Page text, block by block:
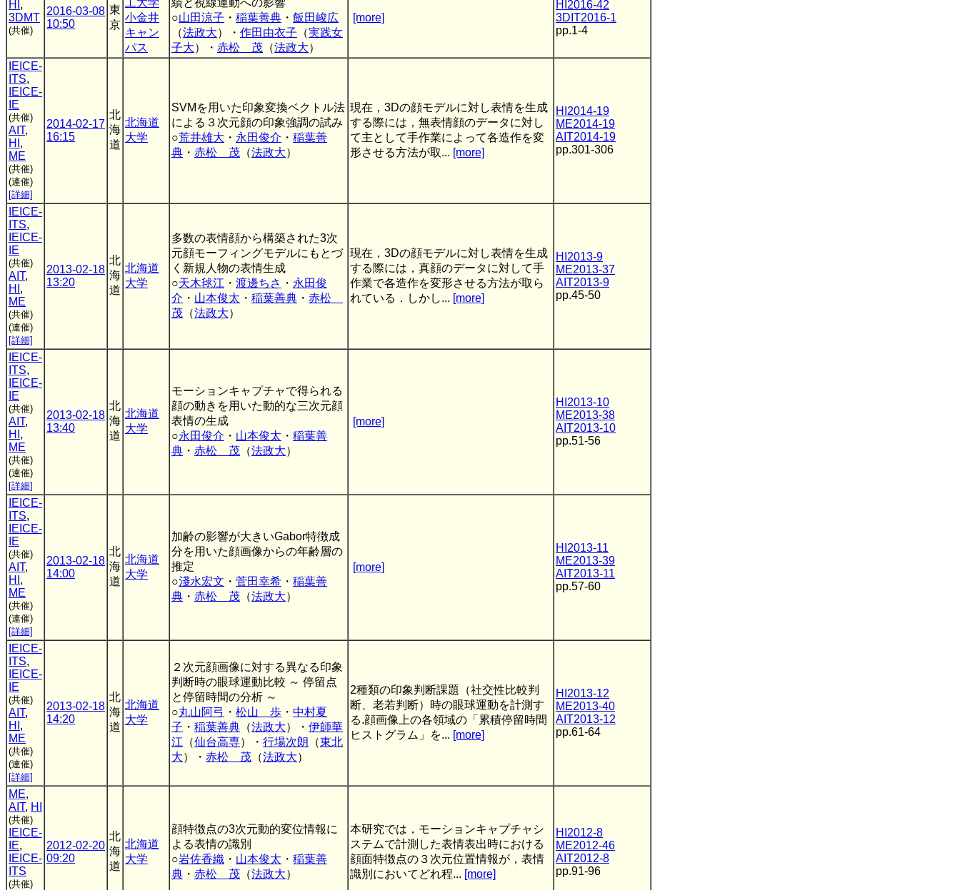
HI ,
3DMT
(共催)
2016-03-08
10:50
東
京
工大学
小金井
キャン
パス
績と視線運動への影響
○山田涼子 ・ 稲葉善典 ・ 飯田峻広
（法政大）・ 作田由衣子 （実践女
子大）・ 赤松 茂 （法政大）
[more]
HI2016-42
3DIT2016-1
pp.1-4
IEICE-
ITS,
IEICE-
IE
(共催)
AIT,
HI ,
ME
(共催)
(連催)
[詳細]
2014-02-17
16:15
北
海
道
北海道
大学
SVMを用いた印象変換ベクトル法
による３次元顔の印象強調の試み
○荒井雄大 ・ 永田俊介 ・ 稲葉善
典 ・ 赤松 茂 （法政大）
現在，3Dの顔モデルに対し表情を生成
する際には，無表情顔のデータに対し
て主として手作業によって各造作を変
形させる方法が取... [more]
HI2014-19
ME2014-19
AIT2014-19
pp.301-306
IEICE-
ITS,
IEICE-
IE
(共催)
AIT,
HI ,
ME
(共催)
(連催)
[詳細]
2013-02-18
13:20
北
海
道
北海道
大学
多数の表情顔から構築された3次
元顔モーフィングモデルにもとづ
く新規人物の表情生成
○天木毬江 ・ 渡邊ちさ ・ 永田俊
介 ・ 山本俊太 ・ 稲葉善典 ・ 赤松
茂 （法政大）
現在，3Dの顔モデルに対し表情を生成
する際には，真顔のデータに対して手
作業で各造作を変形させる方法が取ら
れている．しかし... [more]
HI2013-9
ME2013-37
AIT2013-9
pp.45-50
IEICE-
ITS,
IEICE-
IE
(共催)
AIT,
HI ,
ME
(共催)
(連催)
[詳細]
2013-02-18
13:40
北
海
道
北海道
大学
モーションキャプチャで得られる
顔の動きを用いた動的な三次元顔
表情の生成
○永田俊介 ・ 山本俊太 ・ 稲葉善
典 ・ 赤松 茂 （法政大）
[more]
HI2013-10
ME2013-38
AIT2013-10
pp.51-56
IEICE-
ITS,
IEICE-
IE
(共催)
AIT,
HI ,
ME
(共催)
(連催)
[詳細]
2013-02-18
14:00
北
海
道
北海道
大学
加齢の影響が大きいGabor特徴成
分を用いた顔画像からの年齢層の
推定
○淺水宏文 ・ 菅田幸希 ・ 稲葉善
典 ・ 赤松 茂 （法政大）
[more]
HI2013-11
ME2013-39
AIT2013-11
pp.57-60
IEICE-
ITS,
IEICE-
IE
(共催)
AIT,
HI ,
ME
(共催)
(連催)
[詳細]
2013-02-18
14:20
北
海
道
北海道
大学
２次元顔画像に対する異なる印象
判断時の眼球運動比較 ～ 停留点
と停留時間の分析 ～
○丸山阿弓 ・ 松山 歩 ・ 中村夏
子 ・ 稲葉善典 （法政大）・ 伊師華
江 （仙台高専）・ 行場次朗 （東北
大）・ 赤松 茂 （法政大）
2種類の印象判断課題（社交性比較判
断、老若判断）時の眼球運動を計測す
る.顔画像上の各領域の「累積停留時間
ヒストグラム」を... [more]
HI2013-12
ME2013-40
AIT2013-12
pp.61-64
ME,
AIT, HI
(共催)
IEICE-
IE,
IEICE-
ITS
(共催)
2012-02-20
09:20
北
海
道
北海道
大学
顔特徴点の3次元動的変位情報に
よる表情の識別
○岩佐香織 ・ 山本俊太 ・ 稲葉善
典 ・ 赤松 茂 （法政大）
本研究では，モーションキャプチャシ
ステムで計測した表情表出時における
顔面特徴点の３次元位置情報が，表情
識別においてどれ程... [more]
HI2012-8
ME2012-46
AIT2012-8
pp.91-96